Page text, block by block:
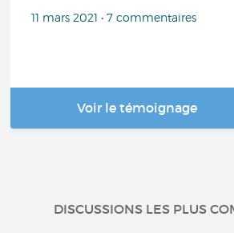
11 mars 2021 • 7 commentaires
Voir le témoignage
DISCUSSIONS LES PLUS